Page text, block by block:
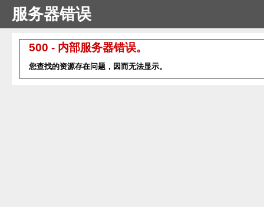
服务器错误
500 - 内部服务器错误。
您查找的资源存在问题，因而无法显示。